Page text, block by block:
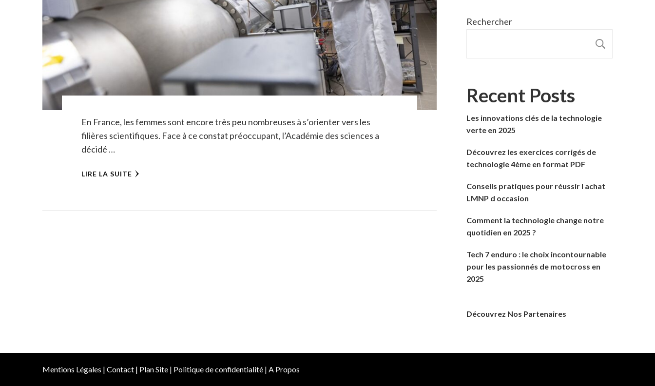
En France, les femmes sont encore très peu nombreuses à s’orienter vers les
filières scientifiques. Face à ce constat préoccupant, l’Académie des sciences a
décidé …
LIRE LA SUITE
Rechercher
Recent Posts
Les innovations clés de la technologie
verte en 2025
Découvrez les exercices corrigés de
technologie 4ème en format PDF
Conseils pratiques pour réussir l achat
LMNP d occasion
Comment la technologie change notre
quotidien en 2025 ?
Tech 7 enduro : le choix incontournable
pour les passionnés de motocross en
2025
Découvrez Nos Partenaires
Mentions Légales | Contact | Plan Site | Politique de confidentialité | A Propos